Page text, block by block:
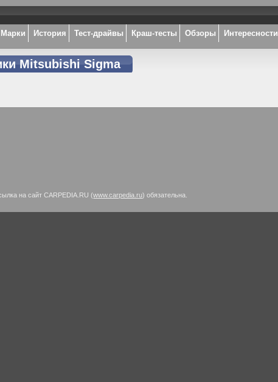
Марки История Тест-драйвы Краш-тесты Обзоры Интересности
Mitsubishi Sigma
на сайт CARPEDIA.RU (www.carpedia.ru) обязательна.